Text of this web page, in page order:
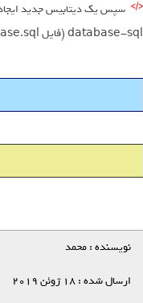
database-sql (فایل database.sql) را درون دیتابیس ایمپورت کنید
نویسنده : محمد
ارسال شده : 18 ژوئن 2019